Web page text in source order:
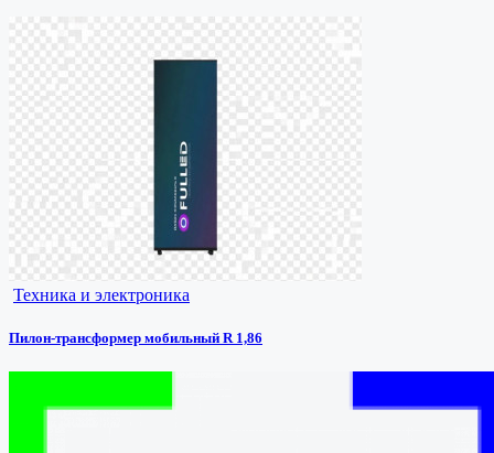
Техника и электроника
Пилон-трансформер мобильный R 1,86